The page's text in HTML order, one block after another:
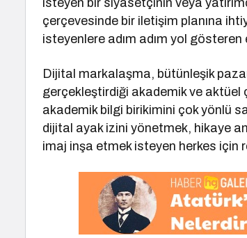
isteyen bir siyasetçinin veya
çerçevesinde bir iletişim planına
isteyenlere adım adım yol
Dijital markalaşma, bütünleşik
gerçekleştirdiği akademik ve
akademik bilgi birikimini çok yönlü
dijital ayak izini yönetmek, hikaye
imaj inşa etmek isteyen herkes için